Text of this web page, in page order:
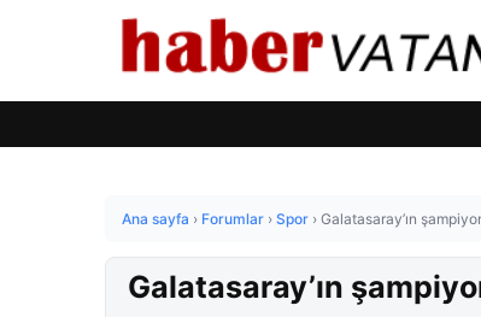
Ana sayfa › Forumlar › Spor › Galatasaray’ın
Galatasaray’ın